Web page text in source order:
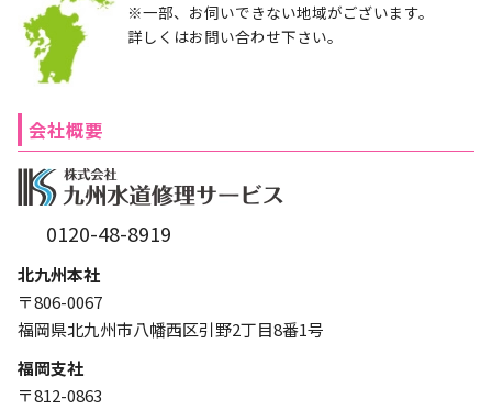
※一部、お伺いできない地域がございます。
詳しくはお問い合わせ下さい。
会社概要
0120-48-8919
北九州本社
〒806-0067
福岡県北九州市八幡西区引野2丁目8番1号
福岡支社
〒812-0863